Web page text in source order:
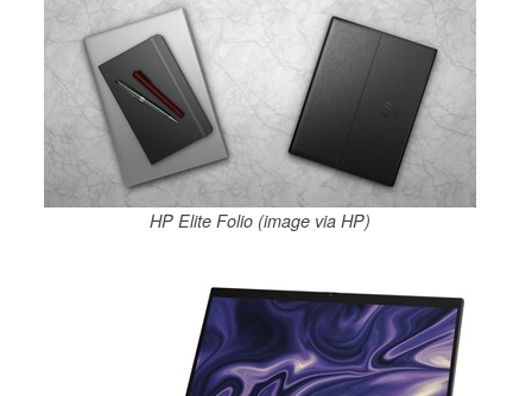
HP Elite Folio (image via HP)